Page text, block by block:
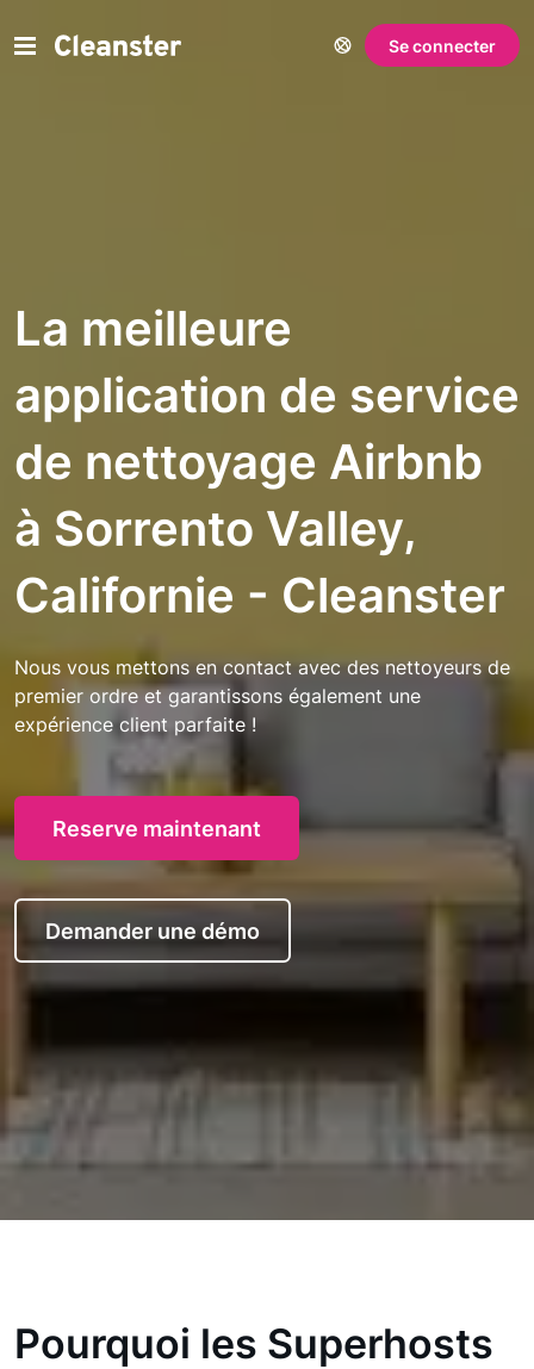
Se connecter
La meilleure
application de service
de nettoyage Airbnb
à Sorrento Valley,
Californie - Cleanster
Nous vous mettons en contact avec des nettoyeurs de
premier ordre et garantissons également une
expérience client parfaite !
Reserve maintenant
Demander une démo
Pourquoi les Superhosts